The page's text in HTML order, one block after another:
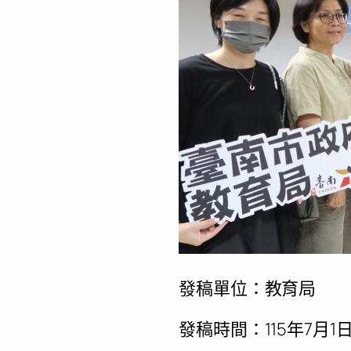
發稿單位：教育局
發稿時間：115年7月1